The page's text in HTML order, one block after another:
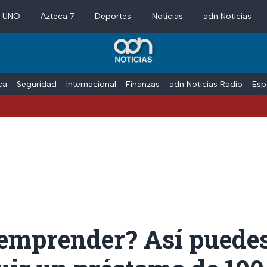
Azteca 7 Deportes Noticias adn Noticias
Seguridad Internacional Finanzas adn Noticias Radio
Así